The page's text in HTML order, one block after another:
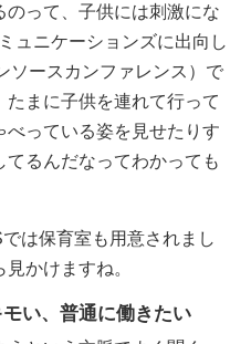
のって、子供には刺激にな
ュニケーションズに出向し
ソースカンファレンス）で
まに子供を連れて行って
っている姿を見せたりす
るんだなってわかっても
は保育室も用意されまし
かけますね。
モい、普通に働きたい